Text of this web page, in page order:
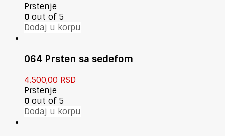
Prstenje
0 out of 5
Dodaj u korpu
064 Prsten sa sedefom
4.500,00 RSD
Prstenje
0 out of 5
Dodaj u korpu